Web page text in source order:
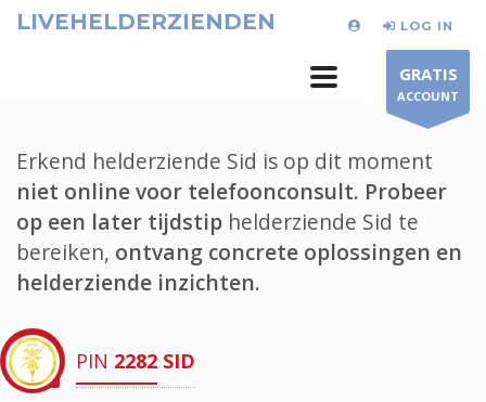
LIVEHELDERZIENDEN LOG IN
GRATIS
ACCOUNT
Erkend helderziende Sid is op dit moment
niet online voor telefoonconsult. Probeer
op een later tijdstip helderziende Sid te
bereiken, ontvang concrete oplossingen en
helderziende inzichten.
PIN 2282 SID